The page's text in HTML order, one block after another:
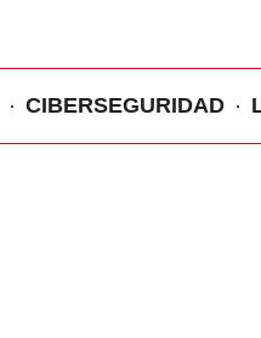
CIBERSEGURIDAD